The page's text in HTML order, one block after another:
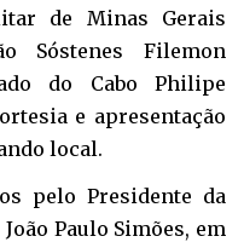
de Minas Gerais
Sóstenes Filemon
do Cabo Philipe
e apresentação
local.
pelo Presidente da
Paulo Simões, em